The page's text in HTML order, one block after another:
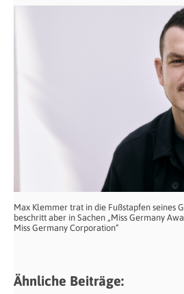
Max Klemmer trat in die Fußstapfen seines
beschritt aber in Sachen „Miss Germany
Miss Germany Corporation“
Ähnliche Beiträge: